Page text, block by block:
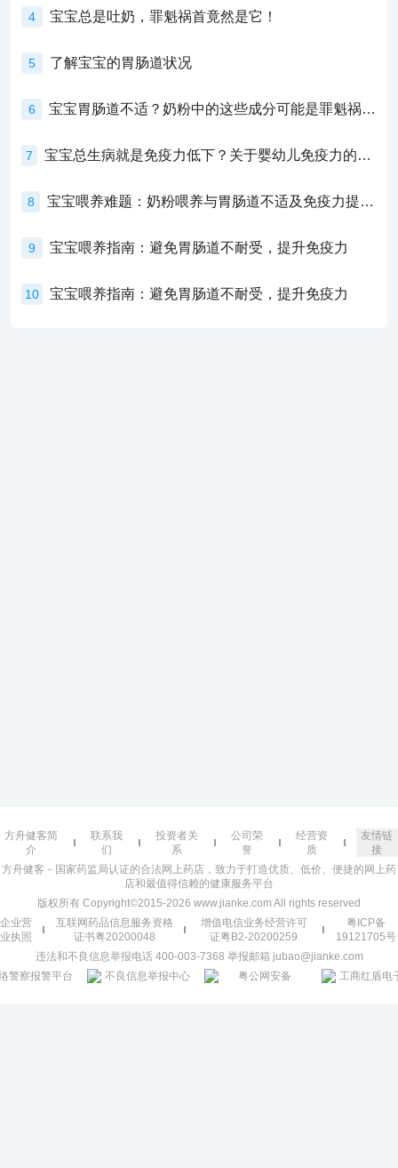
4 宝宝总是吐奶，罪魁祸首竟然是它！
5 了解宝宝的胃肠道状况
6 宝宝胃肠道不适？奶粉中的这些成分可能是罪魁祸首！
7 宝宝总生病就是免疫力低下？关于婴幼儿免疫力的真相，家长必须了解！
8 宝宝喂养难题：奶粉喂养与胃肠道不适及免疫力提升的奥秘
9 宝宝喂养指南：避免胃肠道不耐受，提升免疫力
10 宝宝喂养指南：避免胃肠道不耐受，提升免疫力
方舟健客简
介
联系我
们
投资者关
系
公司荣
誉
经营资
质
友情链
接
方舟健客－国家药监局认证的合法网上药店，致力于打造优质、低价、便捷的网上药
店和最值得信赖的健康服务平台
版权所有 Copyright©2015-2026 www.jianke.com All rights reserved
企业营
业执照
互联网药品信息服务资格
证书粤20200048
增值电信业务经营许可
证粤B2-20200259
粤ICP备
19121705号
违法和不良信息举报电话 400-003-7368 举报邮箱 jubao@jianke.com